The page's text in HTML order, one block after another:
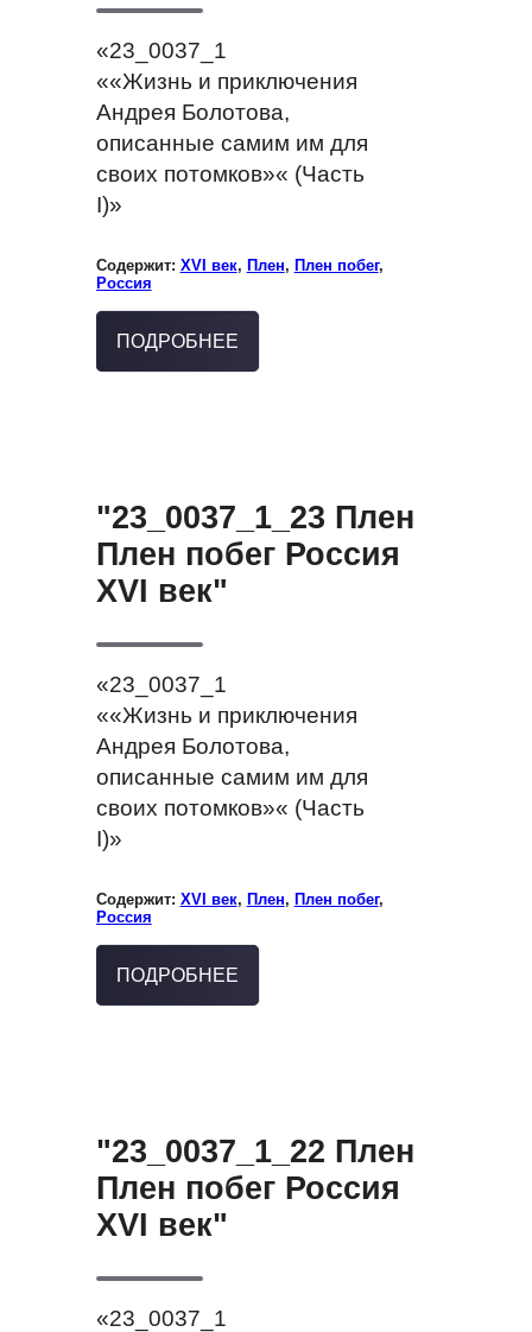
«23_0037_1
««Жизнь и приключения
Андрея Болотова,
описанные самим им для
своих потомков»« (Часть
I)»
Содержит: XVI век, Плен, Плен побег,
Россия
ПОДРОБНЕЕ
"23_0037_1_23 Плен
Плен побег Россия
XVI век"
«23_0037_1
««Жизнь и приключения
Андрея Болотова,
описанные самим им для
своих потомков»« (Часть
I)»
Содержит: XVI век, Плен, Плен побег,
Россия
ПОДРОБНЕЕ
"23_0037_1_22 Плен
Плен побег Россия
XVI век"
«23_0037_1